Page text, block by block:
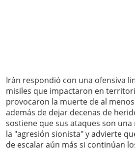
Irán respondió con una ofensiva
misiles que impactaron en
provocaron la muerte de al
además de dejar decenas de
sostiene que sus ataques son
la "agresión sionista" y advierte
de escalar aún más si continúan